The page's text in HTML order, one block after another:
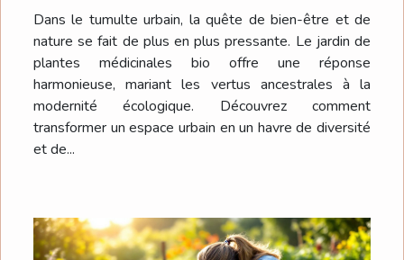
Dans le tumulte urbain, la quête de bien-être et de
nature se fait de plus en plus pressante. Le jardin de
plantes médicinales bio offre une réponse
harmonieuse, mariant les vertus ancestrales à la
modernité écologique. Découvrez comment
transformer un espace urbain en un havre de diversité
et de...